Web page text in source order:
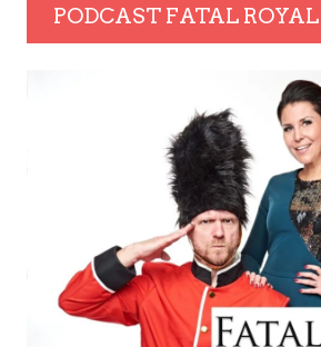
PODCAST FATAL ROYAL